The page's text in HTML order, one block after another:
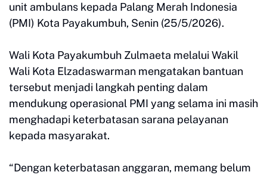
unit ambulans kepada Palang Merah Indonesia
(PMI) Kota Payakumbuh, Senin (25/5/2026).
Wali Kota Payakumbuh Zulmaeta melalui Wakil
Wali Kota Elzadaswarman mengatakan bantuan
tersebut menjadi langkah penting dalam
mendukung operasional PMI yang selama ini masih
menghadapi keterbatasan sarana pelayanan
kepada masyarakat.
“Dengan keterbatasan anggaran, memang belum